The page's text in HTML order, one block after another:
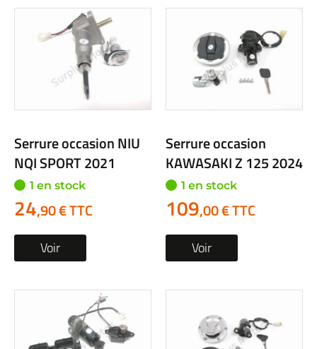
Serrure occasion NIU
NQI SPORT 2021
1 en stock
24,90 € TTC
Voir
Serrure occasion
KAWASAKI Z 125 2024
1 en stock
109,00 € TTC
Voir